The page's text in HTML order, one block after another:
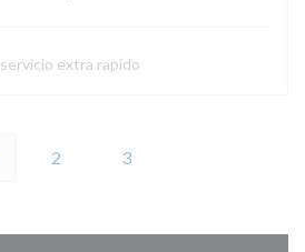
extra rapido
2 3